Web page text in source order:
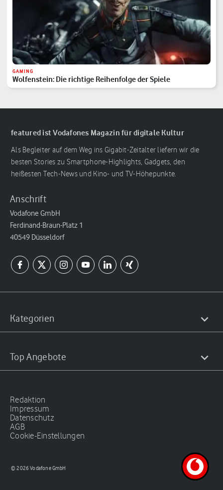
GAMING
Wolfenstein: Die richtige Reihenfolge der Spiele
featured ist Vodafones Magazin für digitale Kultur
Als Begleiter auf dem Weg ins Gigabit-Zeitalter liefern wir die
besten Stories zu Smartphone-Highlights, Gadgets, den
heißesten Tech-News und Kino- und TV-Höhepunkte.
Anschrift
Vodafone GmbH
Ferdinand-Braun-Platz 1
40549 Düsseldorf
Kategorien
Top Angebote
Redaktion
Impressum
Datenschutz
AGB
Cookie-Einstellungen
© 2026 Vodafone GmbH